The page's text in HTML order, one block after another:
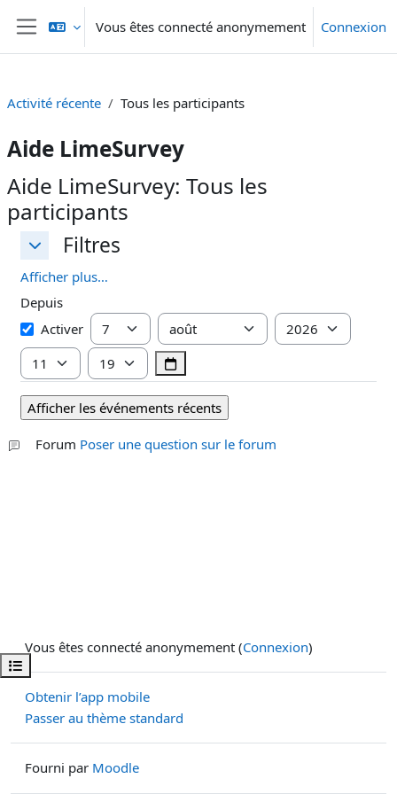
Passer au contenu principal
Panneau latéral
Vous êtes connecté anonymement Connexion
Ouvrir l’index du cours
Activité récente Tous les participants
Aide LimeSurvey
Aide LimeSurvey: Tous les
participants
Filtres
FiltresFiltres
Afficher plus…
Depuis
Depuis
Activer Jour Mois
Année
Heure
Minute
Forum Poser une question sur le forum
Vous êtes connecté anonymement (Connexion)
Obtenir l’app mobile
Passer au thème standard
Fourni par Moodle